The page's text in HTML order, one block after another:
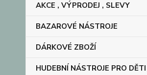
AKCE , VÝPRODEJ , SLEVY
BAZAROVÉ NÁSTROJE
DÁRKOVÉ ZBOŽÍ
HUDEBNÍ NÁSTROJE PRO DĚTI